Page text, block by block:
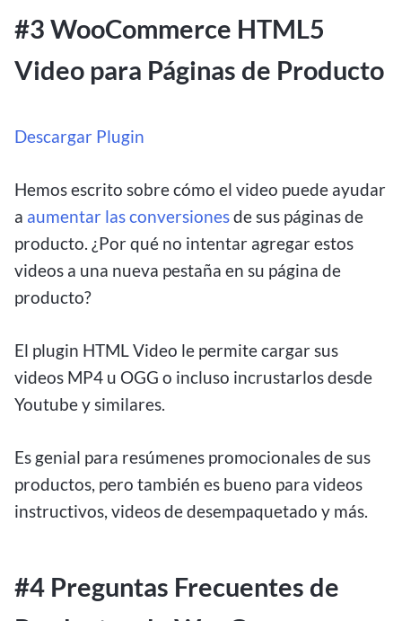
#3 WooCommerce HTML5
Video para Páginas de Producto
Descargar Plugin
Hemos escrito sobre cómo el video puede ayudar
a aumentar las conversionesde sus páginas de
producto. ¿Por qué no intentar agregar estos
videos a una nueva pestaña en su página de
producto?
El plugin HTML Video le permite cargar sus
videos MP4 u OGG o incluso incrustarlos desde
Youtube y similares.
Es genial para resúmenes promocionales de sus
productos, pero también es bueno para videos
instructivos, videos de desempaquetado y más.
#4 Preguntas Frecuentes de